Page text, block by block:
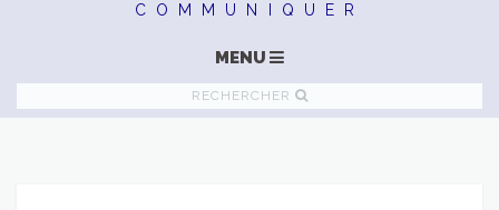
COMMUNIQUER
MENU
RECHERCHER